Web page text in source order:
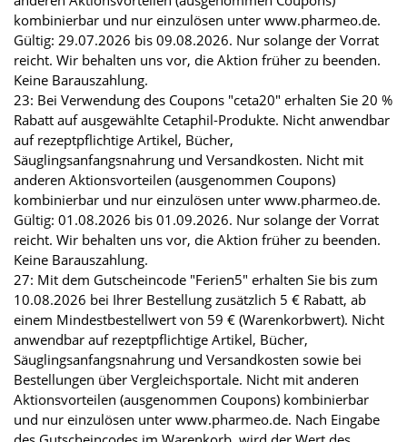
kombinierbar und nur einzulösen unter www.pharmeo.de.
Gültig: 29.07.2026 bis 09.08.2026. Nur solange der Vorrat
reicht. Wir behalten uns vor, die Aktion früher zu beenden.
Keine Barauszahlung.
23: Bei Verwendung des Coupons "ceta20" erhalten Sie 20 %
Rabatt auf ausgewählte Cetaphil-Produkte. Nicht anwendbar
auf rezeptpflichtige Artikel, Bücher,
Säuglingsanfangsnahrung und Versandkosten. Nicht mit
anderen Aktionsvorteilen (ausgenommen Coupons)
kombinierbar und nur einzulösen unter www.pharmeo.de.
Gültig: 01.08.2026 bis 01.09.2026. Nur solange der Vorrat
reicht. Wir behalten uns vor, die Aktion früher zu beenden.
Keine Barauszahlung.
27: Mit dem Gutscheincode "Ferien5" erhalten Sie bis zum
10.08.2026 bei Ihrer Bestellung zusätzlich 5 € Rabatt, ab
einem Mindestbestellwert von 59 € (Warenkorbwert). Nicht
anwendbar auf rezeptpflichtige Artikel, Bücher,
Säuglingsanfangsnahrung und Versandkosten sowie bei
Bestellungen über Vergleichsportale. Nicht mit anderen
Aktionsvorteilen (ausgenommen Coupons) kombinierbar
und nur einzulösen unter www.pharmeo.de. Nach Eingabe